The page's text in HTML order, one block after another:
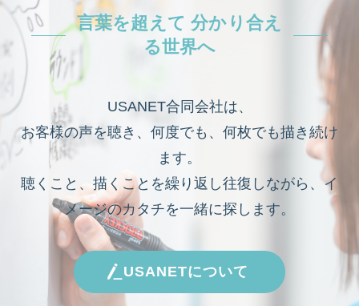
言葉を超えて 分かり合え
る世界へ
USANET合同会社は、
お客様の声を聴き、何度でも、何枚でも描き続け
ます。
聴くこと、描くことを繰り返し往復しながら、イ
メージのカタチを一緒に探します。
USANETについて